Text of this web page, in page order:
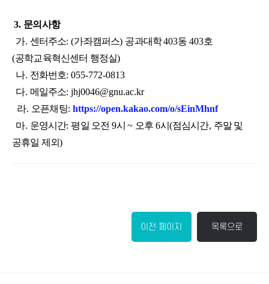
3. 문의사항
가. 센터주소: (가좌캠퍼스) 공과대학403동 403호
(공학교육혁신센터 행정실)
나. 전화번호: 055-772-0813
다. 메일주소: jhj0046@gnu.ac.kr
라. 오픈채팅: https://open.kakao.com/o/sEinMhnf
마. 운영시간:평일 오전 9시~ 오후 6시 (점심시간, 주말 및
공휴일 제외)
이전 페이지 목록으로